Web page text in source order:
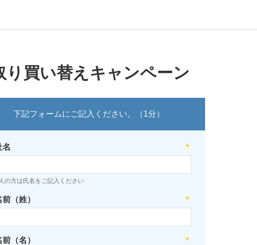
り買い替えキャンペーン
下記フォームにご記入ください。（1分）
名
の方は氏名をご記入ください
（姓）
（名）